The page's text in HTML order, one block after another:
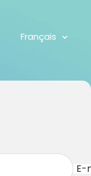
Langue
Français
E-